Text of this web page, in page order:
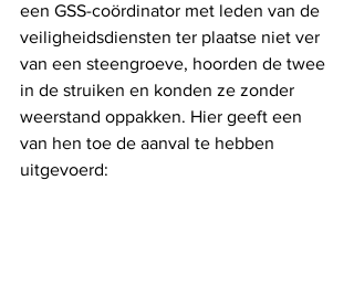
een GSS-coördinator met leden van de
veiligheidsdiensten ter plaatse niet ver
van een steengroeve, hoorden de twee
in de struiken en konden ze zonder
weerstand oppakken. Hier geeft een
van hen toe de aanval te hebben
uitgevoerd: